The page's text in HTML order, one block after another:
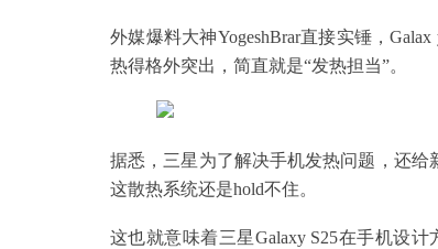
外媒爆料大神YogeshBrar直接实锤，
热得格外突出，简直就是“发热担当”。
据悉，三星为了解决手机发热问题，还给
这散热系统还是hold不住。
这也就意味着三星Galaxy S25在手机设